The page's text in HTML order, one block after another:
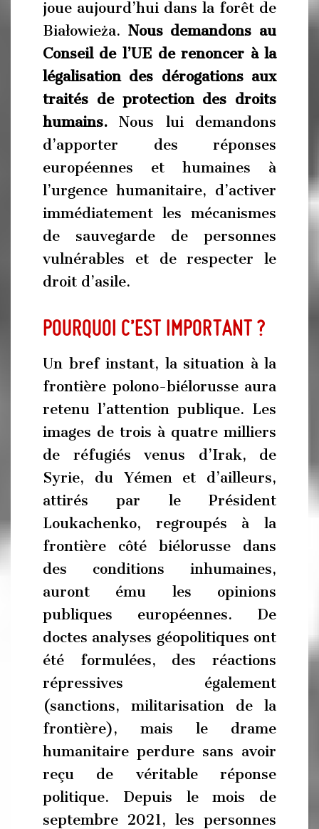
joue aujourd’hui dans la forêt de
Białowieża. Nous demandons au
Conseil de l’UE de renoncer à la
légalisation des dérogations aux
traités de protection des droits
humains. Nous lui demandons
d’apporter des réponses
européennes et humaines à
l’urgence humanitaire, d’activer
immédiatement les mécanismes
de sauvegarde de personnes
vulnérables et de respecter le
droit d’asile.
Pourquoi c’est important ?
Un bref instant, la situation à la
frontière polono-biélorusse aura
retenu l’attention publique. Les
images de trois à quatre milliers
de réfugiés venus d’Irak, de
Syrie, du Yémen et d’ailleurs,
attirés par le Président
Loukachenko, regroupés à la
frontière côté biélorusse dans
des conditions inhumaines,
auront ému les opinions
publiques européennes. De
doctes analyses géopolitiques ont
été formulées, des réactions
répressives également
(sanctions, militarisation de la
frontière), mais le drame
humanitaire perdure sans avoir
reçu de véritable réponse
politique. Depuis le mois de
septembre 2021, les personnes